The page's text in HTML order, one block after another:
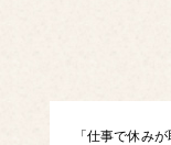
「仕事で休み